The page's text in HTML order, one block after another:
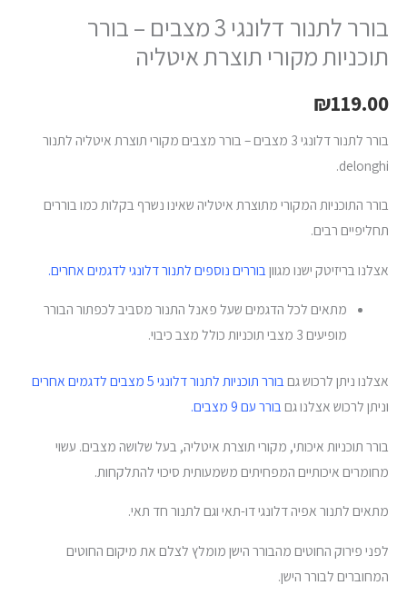
בורר לתנור דלונגי 3 מצבים – בורר
תוכניות מקורי תוצרת איטליה
₪119.00
בורר לתנור דלונגי 3 מצבים – בורר מצבים מקורי תוצרת איטליה לתנור
delonghi.
בורר התוכניות המקורי מתוצרת איטליה שאינו נשרף בקלות כמו בוררים
תחליפיים רבים.
אצלנו בריזיטק ישנו מגוון בוררים נוספים לתנור דלונגי לדגמים אחרים.
מתאים לכל הדגמים שעל פאנל התנור מסביב לכפתור הבורר
מופיעים 3 מצבי תוכניות כולל מצב כיבוי.
אצלנו ניתן לרכוש גם בורר תוכניות לתנור דלונגי 5 מצבים לדגמים אחרים
וניתן לרכוש אצלנו גם בורר עם 9 מצבים.
בורר תוכניות איכותי, מקורי תוצרת איטליה, בעל שלושה מצבים. עשוי
מחומרים איכותיים המפחיתים משמעותית סיכוי להתלקחות.
מתאים לתנור אפיה דלונגי דו-תאי וגם לתנור חד תאי.
לפני פירוק החוטים מהבורר הישן מומלץ לצלם את מיקום החוטים
המחוברים לבורר הישן.